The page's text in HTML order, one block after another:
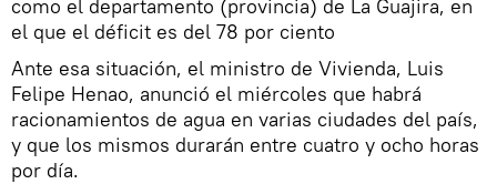
como el departamento (provincia) de La Guajira, en
el que el déficit es del 78 por ciento
Ante esa situación, el ministro de Vivienda, Luis
Felipe Henao, anunció el miércoles que habrá
racionamientos de agua en varias ciudades del país,
y que los mismos durarán entre cuatro y ocho horas
por día.